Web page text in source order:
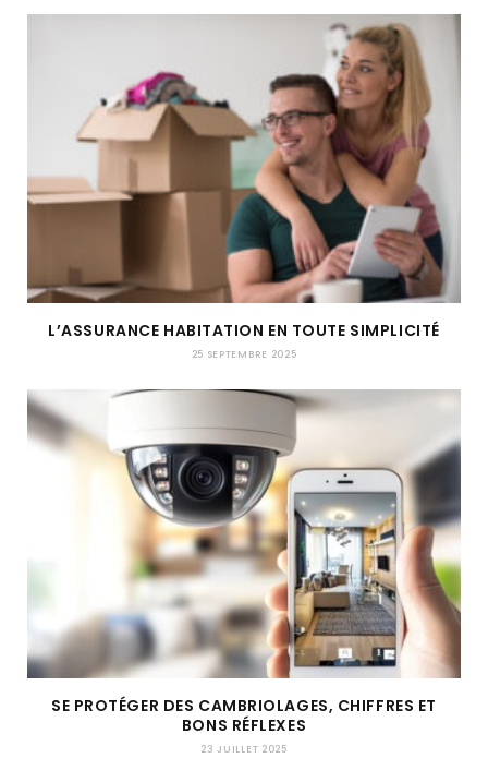
L’ASSURANCE HABITATION EN TOUTE SIMPLICITÉ
25 SEPTEMBRE 2025
SE PROTÉGER DES CAMBRIOLAGES, CHIFFRES ET
BONS RÉFLEXES
23 JUILLET 2025